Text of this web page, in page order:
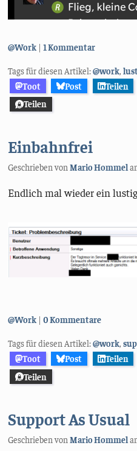
Kategorien:
@Work 1 Kommentar
Tags für diesen Artikel:@work ,
Toot
Post Teilen
Teilen
Einbahnfrei
Geschrieben vonMario Hommel
Endlich mal wieder ein
Kategorien:
@Work 0 Kommentare
Tags für diesen Artikel:@work,
Toot
Post Teilen
Teilen
Support As Usual
Geschrieben vonMario Hommel